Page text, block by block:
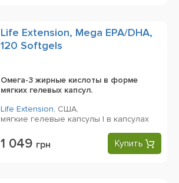
Life Extension, Mega EPA/DHA,
120 Softgels
Омега-3 жирные кислоты в форме
мягких гелевых капсул.
Life Extension, США,
мягкие гелевые капсулы | в капсулах
1 049 грн Купить